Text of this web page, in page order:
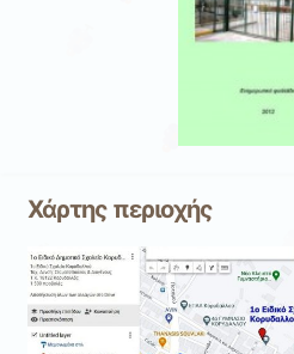
Χάρτης περιοχής